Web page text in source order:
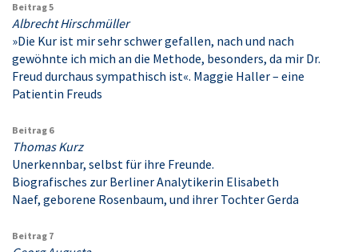
Beitrag 5
Albrecht Hirschmüller
»Die Kur ist mir sehr schwer gefallen, nach und nach
gewöhnte ich mich an die Methode, besonders, da mir Dr.
Freud durchaus sympathisch ist«. Maggie Haller – eine
Patientin Freuds
Beitrag 6
Thomas Kurz
Unerkennbar, selbst für ihre Freunde.
Biografisches zur Berliner Analytikerin Elisabeth
Naef, geborene Rosenbaum, und ihrer Tochter Gerda
Beitrag 7